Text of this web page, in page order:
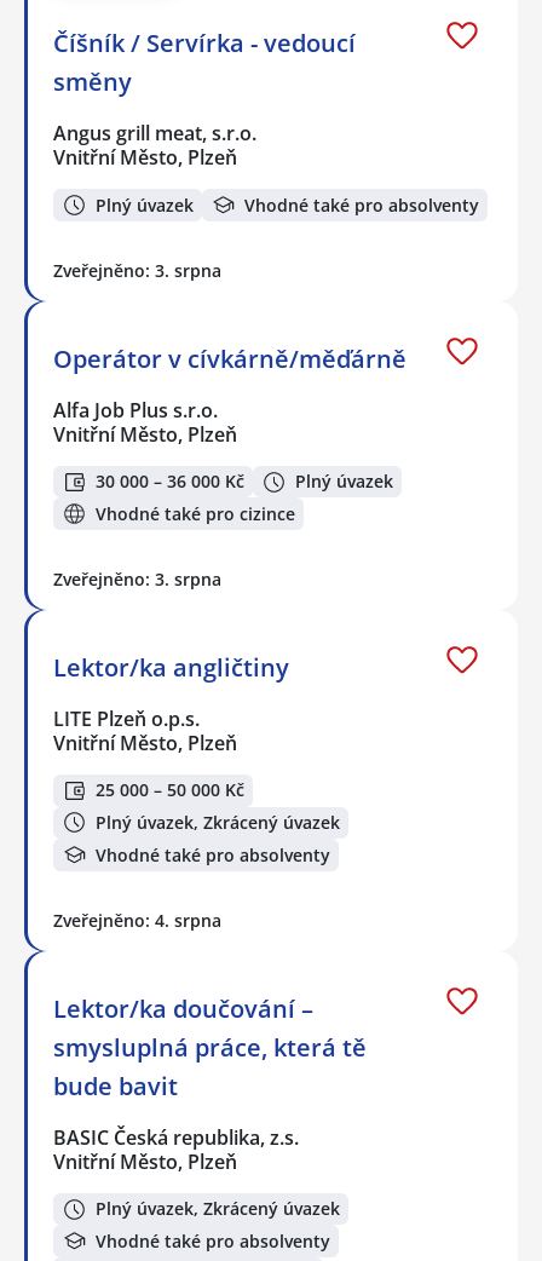
Číšník / Servírka - vedoucí
směny
Angus grill meat, s.r.o.
Vnitřní Město, Plzeň
Plný úvazek Vhodné také pro absolventy
Zveřejněno: 3. srpna
Operátor v cívkárně/měďárně
Alfa Job Plus s.r.o.
Vnitřní Město, Plzeň
30 000 – 36 000 Kč
Plný úvazek
Vhodné také pro cizince
Zveřejněno: 3. srpna
Lektor/ka angličtiny
LITE Plzeň o.p.s.
Vnitřní Město, Plzeň
25 000 – 50 000 Kč
Plný úvazek, Zkrácený úvazek
Vhodné také pro absolventy
Zveřejněno: 4. srpna
Lektor/ka doučování –
smysluplná práce, která tě
bude bavit
BASIC Česká republika, z.s.
Vnitřní Město, Plzeň
Plný úvazek, Zkrácený úvazek
Vhodné také pro absolventy